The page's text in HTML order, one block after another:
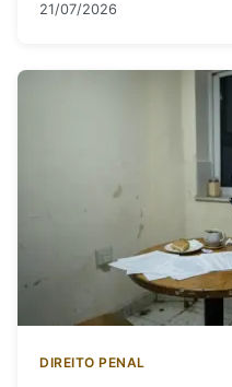
21/07/2026
DIREITO PENAL